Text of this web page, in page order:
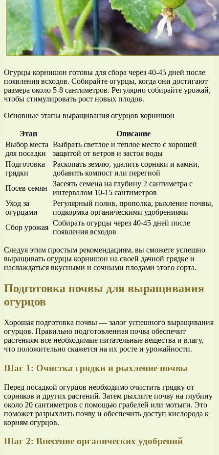
Огурцы корнишон готовы для сбора через 40-45 дней после
появления всходов. Собирайте огурцы, когда они достигают
размера около 5-8 сантиметров. Регулярно собирайте урожай,
чтобы стимулировать рост новых плодов.
Основные этапы выращивания огурцов корнишон
Этап
Описание
Выбор места
для посадки
Выбрать светлое и теплое место с хорошей
защитой от ветров и застоя воды
Подготовка
грядки
Раскопать землю, удалить сорняки и камни,
добавить компост или перегной
Посев семян
Засеять семена на глубину 2 сантиметра с
интервалом 10-15 сантиметров
Уход за
огурцами
Регулярный полив, прополка, рыхление почвы,
подкормка органическими удобрениями
Сбор урожая
Собирать огурцы через 40-45 дней после
появления всходов
Следуя этим простым рекомендациям, вы сможете успешно
выращивать огурцы корнишон на своей дачной грядке и
наслаждаться вкусными и сочными плодами этого сорта.
Подготовка почвы для выращивания
огурцов
Хорошая подготовка почвы — залог успешного выращивания
огурцов. Правильно подготовленная почва обеспечит
растениям все необходимые питательные вещества и влагу,
что положительно скажется на их росте и урожайности.
Шаг 1: Очистка грядки и рыхление почвы
Перед посадкой огурцов необходимо очистить грядку от
сорняков и других растений. Затем рыхлите почву на глубину
около 20 сантиметров с помощью грабелей или мотыги. Это
поможет разрыхлить почву и обеспечить доступ кислорода к
корням огурцов.
Шаг 2: Внесение органических удобрений